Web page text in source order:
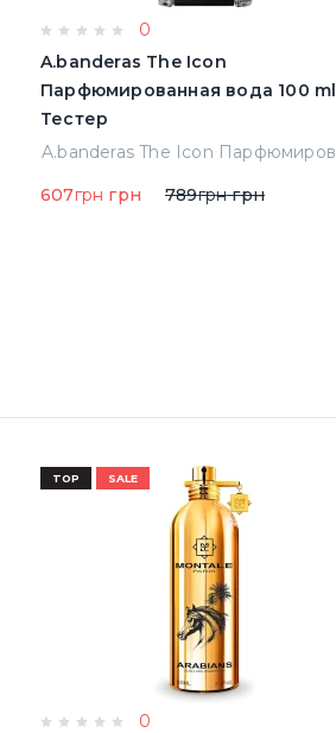
0
A.banderas The Icon
Парфюмированная вода 100 ml
Тестер
607грн грн 789грнгрн
TOP SALE
0